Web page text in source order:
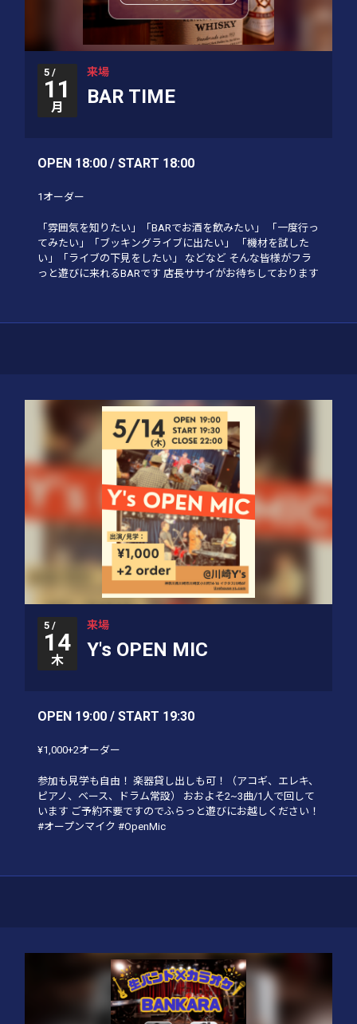
5 /
11
月
来場
BAR TIME
OPEN 18:00 / START 18:00
1オーダー
「雰囲気を知りたい」「BARでお酒を飲みたい」 「一度行っ
てみたい」「ブッキングライブに出たい」 「機材を試した
い」「ライブの下見をしたい」 などなど そんな皆様がフラ
っと遊びに来れるBARです 店長ササイがお待ちしております
5 /
14
木
来場
Y's OPEN MIC
OPEN 19:00 / START 19:30
¥1,000+2オーダー
参加も見学も自由！ 楽器貸し出しも可！（アコギ、エレキ、
ピアノ、ベース、ドラム常設） おおよそ2~3曲/1人で回して
います ご予約不要ですのでふらっと遊びにお越しください！
#オープンマイク #OpenMic